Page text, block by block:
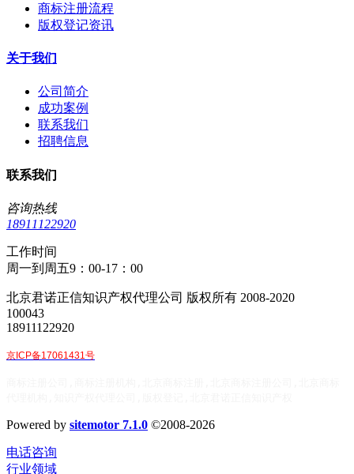
商标注册流程
版权登记资讯
关于我们
公司简介
成功案例
联系我们
招聘信息
联系我们
咨询热线
18911122920
工作时间
周一到周五9：00-17：00
北京君诺正信知识产权代理公司 版权所有 2008-2020
100043
18911122920
京ICP备17061431号
Powered by sitemotor 7.1.0 ©2008-2026
电话咨询
行业领域